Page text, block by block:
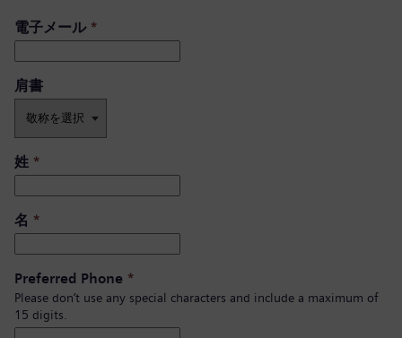
電子メール*
肩書 ​
姓 *
名 *
Preferred Phone *
Please don’t use any special characters and include a maximum of
15 digits.